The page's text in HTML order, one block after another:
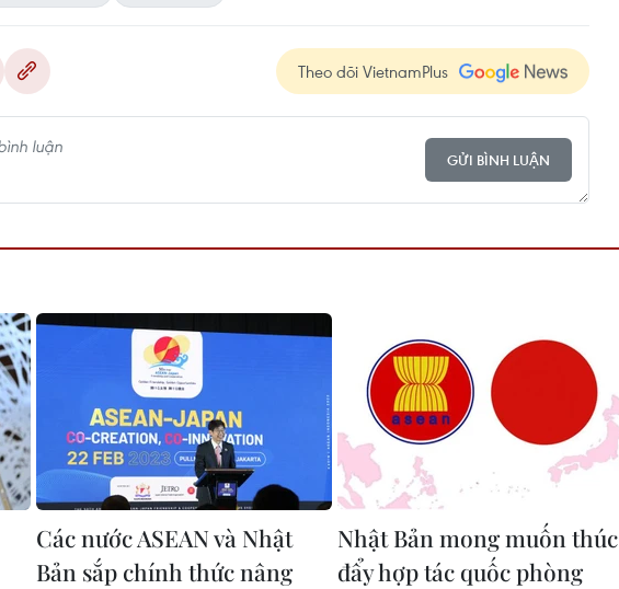
Theo dõi VietnamPlus
GỬI BÌNH LUẬN
Các nước ASEAN và Nhật
Bản sắp chính thức nâng
Nhật Bản mong muốn thúc
đẩy hợp tác quốc phòng